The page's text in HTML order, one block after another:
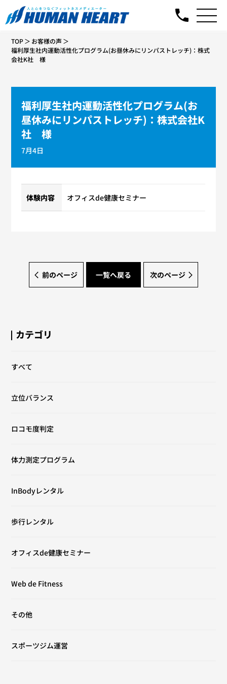
TOP
お客様の声
福利厚生社内運動活性化プログラム(お昼休みにリンパストレッチ)：株式
会社K社 様
福利厚生社内運動活性化プログラム(お
昼休みにリンパストレッチ)：株式会社K
社 様
7月4日
体験内容 オフィスde健康セミナー
前のページ 一覧へ戻る 次のページ
カテゴリ
すべて
立位バランス
ロコモ度判定
体力測定プログラム
InBodyレンタル
歩行レンタル
オフィスde健康セミナー
Web de Fitness
その他
スポーツジム運営